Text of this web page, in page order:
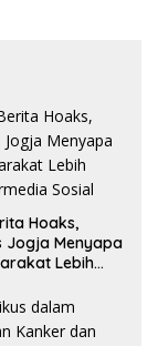
Hoaks,
Jogja Menyapa
Lebih